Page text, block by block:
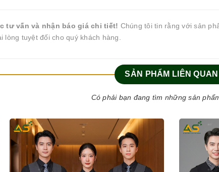
tư vấn và nhận báo giá chi tiết! Chúng tôi tin rằng với sản
tuyệt đối cho quý khách hàng.
SẢN PHẨM LIÊN QUAN
Có phải bạn đang tìm những sản